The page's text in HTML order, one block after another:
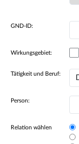
GND-ID:
Wirkungsgebiet:
Tätigkeit und Beruf:
Person:
Relation wählen